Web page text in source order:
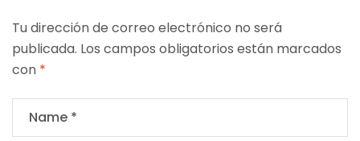
Tu dirección de correo electrónico no será
publicada. Los campos obligatorios están marcados
con *